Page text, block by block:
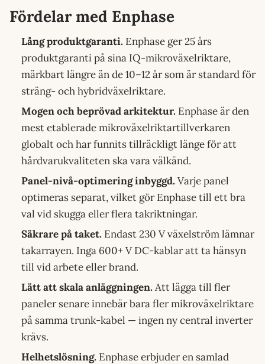
Fördelar med Enphase
Lång produktgaranti. Enphase ger 25 års
produktgaranti på sina IQ-mikroväxelriktare,
märkbart längre än de 10–12 år som är standard för
sträng- och hybridväxelriktare.
Mogen och beprövad arkitektur. Enphase är den
mest etablerade mikroväxelriktartillverkaren
globalt och har funnits tillräckligt länge för att
hårdvarukvaliteten ska vara välkänd.
Panel-nivå-optimering inbyggd.Varje panel
optimeras separat, vilket gör Enphase till ett bra
val vid skugga eller flera takriktningar.
Säkrare på taket. Endast 230 V växelström lämnar
takarrayen. Inga 600+ V DC-kablar att ta hänsyn
till vid arbete eller brand.
Lätt att skala anläggningen.Att lägga till fler
paneler senare innebär bara fler mikroväxelriktare
på samma trunk-kabel — ingen ny central inverter
krävs.
Helhetslösning. Enphase erbjuder en samlad